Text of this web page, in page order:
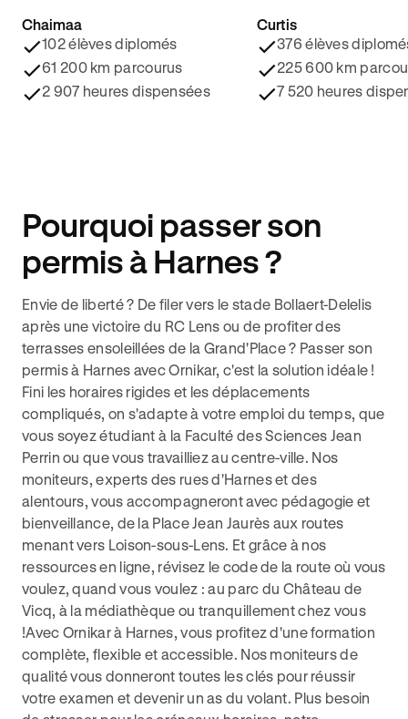
4.8/5 ⭐️
Chaimaa
102 élèves diplomés
61 200 km parcourus
2 907 heures dispensées
4.9/5 ⭐️
Curtis
376 élèves
225 600 km
7 520 heures
Pourquoi passer son
permis à Harnes ?
Envie de liberté ? De filer vers le stade Bollaert-Delelis
après une victoire du RC Lens ou de profiter des
terrasses ensoleillées de la Grand'Place ? Passer son
permis à Harnes avec Ornikar, c'est la solution idéale !
Fini les horaires rigides et les déplacements
compliqués, on s'adapte à votre emploi du temps, que
vous soyez étudiant à la Faculté des Sciences Jean
Perrin ou que vous travailliez au centre-ville. Nos
moniteurs, experts des rues d'Harnes et des
alentours, vous accompagneront avec pédagogie et
bienveillance, de la Place Jean Jaurès aux routes
menant vers Loison-sous-Lens. Et grâce à nos
ressources en ligne, révisez le code de la route où vous
voulez, quand vous voulez : au parc du Château de
Vicq, à la médiathèque ou tranquillement chez vous
!Avec Ornikar à Harnes, vous profitez d'une formation
complète, flexible et accessible. Nos moniteurs de
qualité vous donneront toutes les clés pour réussir
votre examen et devenir un as du volant. Plus besoin